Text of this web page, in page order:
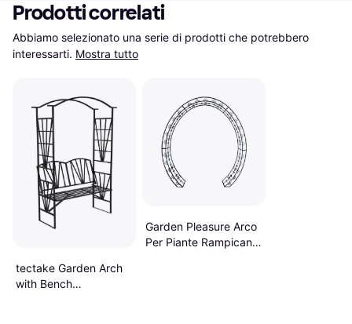
Prodotti correlati
Abbiamo selezionato una serie di prodotti che potrebbero
interessarti. Mostra tutto
tectake Garden Arch
with Bench
Garden Pleasure Arco
Per Piante Rampicanti